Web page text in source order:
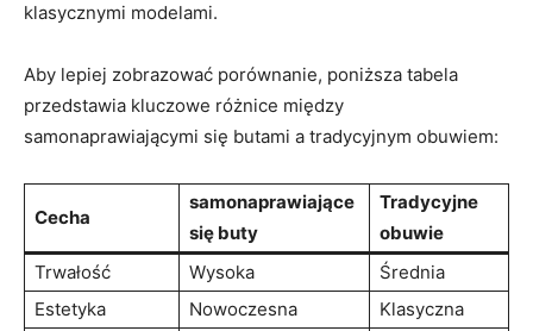
klasycznymi modelami.
Aby lepiej zobrazować porównanie, poniższa tabela
przedstawia kluczowe różnice między
samonaprawiającymi się butami a tradycyjnym obuwiem:
Cecha
samonaprawiające
się buty
Tradycyjne
obuwie
Trwałość
Wysoka
Średnia
Estetyka
Nowoczesna
Klasyczna